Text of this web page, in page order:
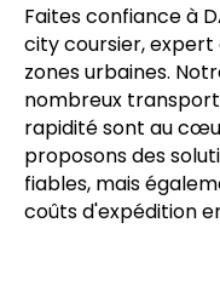
Faites confiance à
city coursier, expert
zones urbaines.
nombreux
rapidité sont au
proposons des
fiables, mais
coûts d'expédition